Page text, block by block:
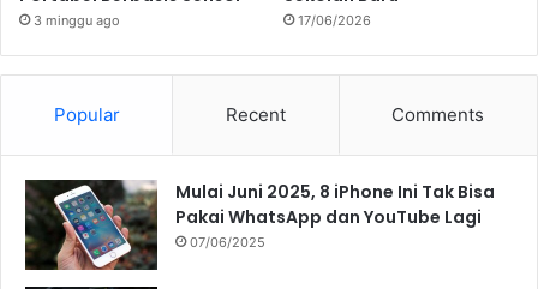
3 minggu ago 17/06/2026
Popular Recent Comments
Mulai Juni 2025, 8 iPhone Ini Tak Bisa
Pakai WhatsApp dan YouTube Lagi
07/06/2025